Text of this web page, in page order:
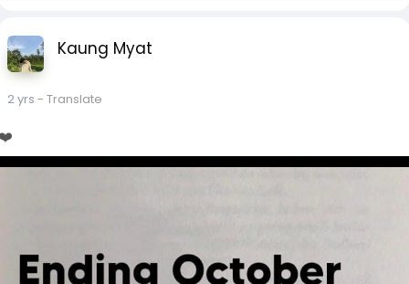
Marie- 10 Effective Ways to Reduce Anxiety
Kaung Myat
2 yrs - Translate